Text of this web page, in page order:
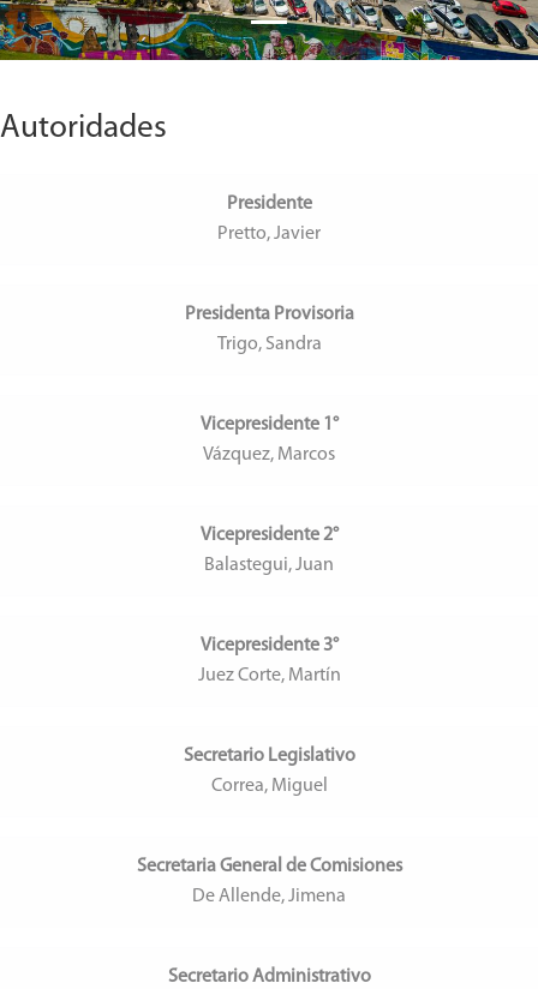
Autoridades
Presidente
Pretto, Javier
Presidenta Provisoria
Trigo, Sandra
Vicepresidente 1°
Vázquez, Marcos
Vicepresidente 2°
Balastegui, Juan
Vicepresidente 3°
Juez Corte, Martín
Secretario Legislativo
Correa, Miguel
Secretaria General de Comisiones
De Allende, Jimena
Secretario Administrativo